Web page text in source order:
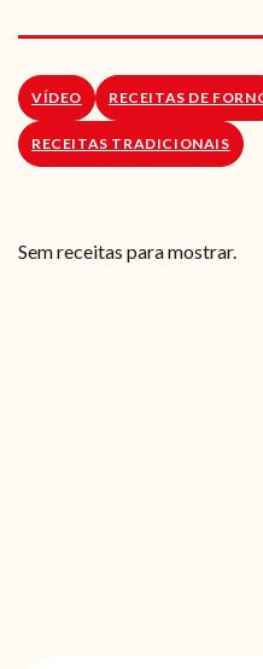
VÍDEO RECEITAS DE
RECEITAS TRADICIONAIS
Sem receitas para mostrar.